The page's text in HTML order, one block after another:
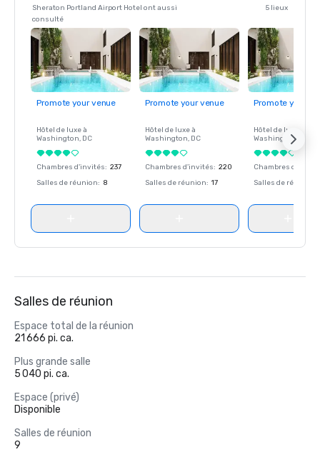
Sheraton Portland Airport Hotel ont aussi
consulté
5 lieux
Promote your venue
Hôtel de luxe à
Washington, DC
Chambres d'invités: 237
Salles de réunion: 8
Promote your venue
Hôtel de luxe à
Washington, DC
Chambres d'invités: 220
Salles de réunion: 17
Promote your
Hôtel de luxe à
Washington
Chambres
Salles de réunion
Salles de réunion
Espace total de la réunion
21 666 pi. ca.
Plus grande salle
5 040 pi. ca.
Espace (privé)
Disponible
Salles de réunion
9